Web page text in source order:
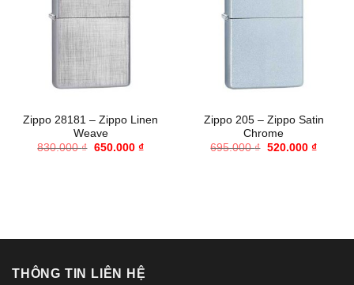
Zippo 28181 – Zippo Linen
Weave
830.000₫ Giá
650.000 ₫Giá
Zippo 205 – Zippo Satin
Chrome
695.000₫ Giá
520.000 ₫Giá
THÔNG TIN LIÊN HỆ